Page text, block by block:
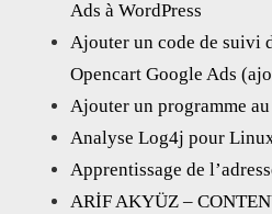
Ads à WordPress
Ajouter un code de suivi
Opencart Google Ads
Ajouter un programme
Analyse Log4j pour
Apprentissage de
ARİF AKYÜZ –